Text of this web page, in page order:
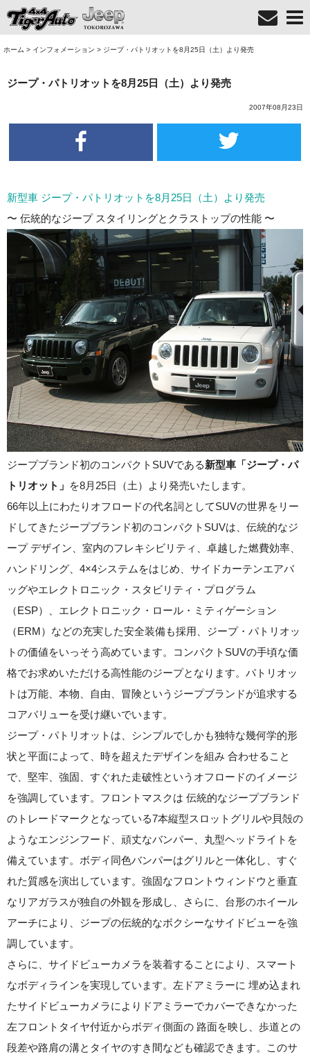
ホーム > インフォメーション > ジープ・パトリオットを8月25日（土）より発売
ジープ・パトリオットを8月25日（土）より発売
2007年08月23日
新型車 ジープ・パトリオットを8月25日（土）より発売
〜 伝統的なジープ スタイリングとクラストップの性能 〜
ジープブランド初のコンパクトSUVである新型車「ジープ・パ
トリオット」 を8月25日（土）より発売いたします。
66年以上にわたりオフロードの代名詞としてSUVの世界をリー
ドしてきたジープブランド初のコンパクトSUVは、伝統的なジ
ープ デザイン、室内のフレキシビリティ、卓越した燃費効率、
ハンドリング、4×4システムをはじめ、サイドカーテンエアバ
ッグやエレクトロニック・スタビリティ・プログラム
（ESP）、エレクトロニック・ロール・ミティゲーション
（ERM）などの充実した安全装備も採用、ジープ・パトリオッ
トの価値をいっそう高めています。コンパクトSUVの手頃な価
格でお求めいただける高性能のジープとなります。パトリオッ
トは万能、本物、自由、冒険というジープブランドが追求する
コアバリューを受け継いでいます。
ジープ・パトリオットは、シンプルでしかも独特な幾何学的形
状と平面によって、時を超えたデザインを組み 合わせること
で、堅牢、強固、すぐれた走破性というオフロードのイメージ
を強調しています。フロントマスクは 伝統的なジープブランド
のトレードマークとなっている7本縦型スロットグリルや貝殻の
ようなエンジンフード、頑丈なバンパー、丸型ヘッドライトを
備えています。ボディ同色バンパーはグリルと一体化し、すぐ
れた質感を演出しています。強固なフロントウィンドウと垂直
なリアガラスが独自の外観を形成し、さらに、台形のホイール
アーチにより、ジープの伝統的なボクシーなサイドビューを強
調しています。
さらに、サイドビューカメラを装着することにより、スマート
なボディラインを実現しています。左ドアミラーに 埋め込まれ
たサイドビューカメラによりドアミラーでカバーできなかった
左フロントタイヤ付近からボディ側面の 路面を映し、歩道との
段差や路肩の溝とタイヤのすき間なども確認できます。このサ